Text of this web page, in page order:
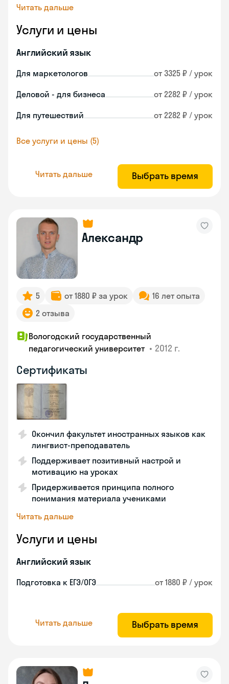
Читать дальше
Услуги и цены
Английский язык
Для маркетологов от 3325 ₽ / урок
Деловой - для бизнеса от 2282 ₽ / урок
Для путешествий от 2282 ₽ / урок
Все услуги и цены (5)
Читать дальше Выбрать время
Александр
5 от 1880 ₽ за урок
16 лет опыта
2 отзыва
Вологодский государственный
педагогический университет • 2012 г.
Сертификаты
Окончил факультет иностранных языков как
лингвист-преподаватель
Поддерживает позитивный настрой и
мотивацию на уроках
Придерживается принципа полного
понимания материала учениками
Читать дальше
Услуги и цены
Английский язык
Подготовка к ЕГЭ/ОГЭ от 1880 ₽ / урок
Читать дальше Выбрать время